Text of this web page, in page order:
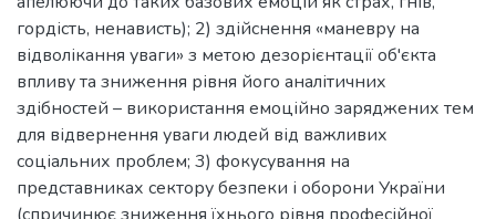
гордість, ненависть); 2) здійснення «маневру на
відволікання уваги» з метою дезорієнтації об'єкта
впливу та зниження рівня його аналітичних
здібностей – використання емоційно заряджених тем
для відвернення уваги людей від важливих
соціальних проблем; 3) фокусування на
представниках сектору безпеки і оборони України